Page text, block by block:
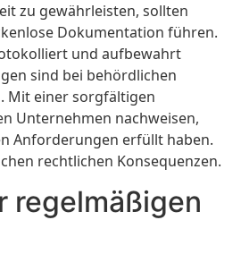
zu gewährleisten, sollten
Dokumentation führen.
und aufbewahrt
sind bei behördlichen
Mit einer sorgfältigen
Unternehmen nachweisen,
Anforderungen erfüllt haben.
rechtlichen Konsequenzen.
regelmäßigen